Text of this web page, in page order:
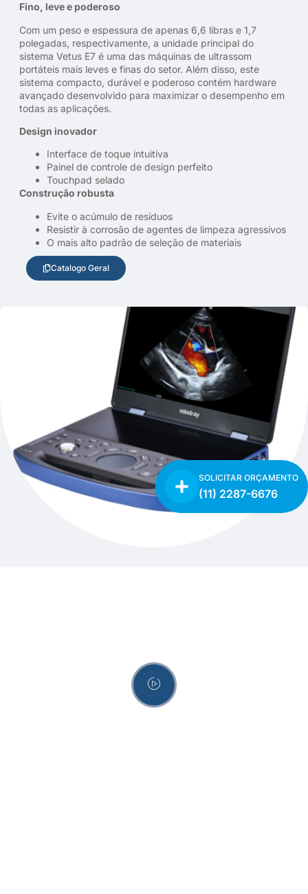
Fino, leve e poderoso
Com um peso e espessura de apenas 6,6 libras e 1,7
polegadas, respectivamente, a unidade principal do
sistema Vetus E7 é uma das máquinas de ultrassom
portáteis mais leves e finas do setor. Além disso, este
sistema compacto, durável e poderoso contém hardware
avançado desenvolvido para maximizar o desempenho em
todas as aplicações.
Design inovador
Interface de toque intuitiva
Painel de controle de design perfeito
Touchpad selado
Construção robusta
Evite o acúmulo de resíduos
Resistir à corrosão de agentes de limpeza agressivos
O mais alto padrão de seleção de materiais
Catalogo Geral
SOLICITAR ORÇAMENTO
(11) 2287-6676